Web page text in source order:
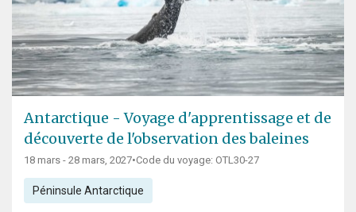
Antarctique - Voyage d'apprentissage et de
découverte de l'observation des baleines
18 mars - 28 mars, 2027•Code du voyage: OTL30-27
Péninsule Antarctique